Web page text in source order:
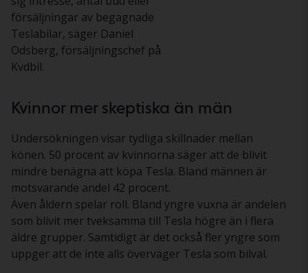
försäljningar av begagnade
Teslabilar, säger Daniel
Odsberg, försäljningschef på
Kvdbil.
Kvinnor mer skeptiska än män
Undersökningen visar tydliga skillnader mellan
könen. 50 procent av kvinnorna säger att de blivit
mindre benägna att köpa Tesla. Bland männen är
motsvarande andel 42 procent.
Även åldern spelar roll. Bland yngre vuxna är andelen
som blivit mer tveksamma till Tesla högre än i flera
äldre grupper. Samtidigt är det också fler yngre som
uppger att de inte alls överväger Tesla som bilval.